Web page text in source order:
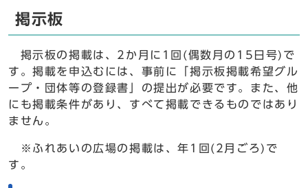
掲示板
掲示板の掲載は、2か月に1回(偶数月の15日号)で
す。掲載を申込むには、事前に「掲示板掲載希望グル
ープ・団体等の登録書」の提出が必要です。また、他
にも掲載条件があり、すべて掲載できるものではあり
ません。
※ふれあいの広場の掲載は、年1回(2月ごろ)で
す。